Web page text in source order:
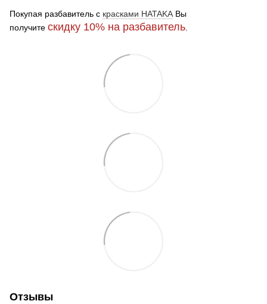
Покупая разбавитель с красками HATAKA Вы
получите скидку 10% на разбавитель
Отзывы